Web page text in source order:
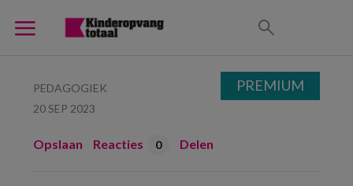
PEDAGOGIEK
20 SEP 2023
Opslaan Reacties 0 Delen
PREMIUM